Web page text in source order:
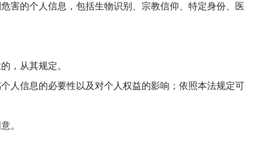
害的个人信息，包括生物识别、宗教信仰、特定身份、医
，从其规定。
人信息的必要性以及对个人权益的影响；依照本法规定可
。